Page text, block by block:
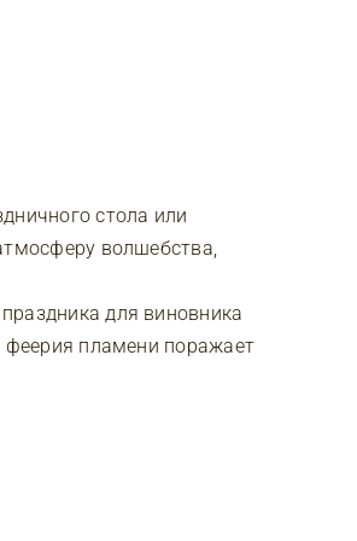
стола или
волшебства,
для виновника
пламени поражает